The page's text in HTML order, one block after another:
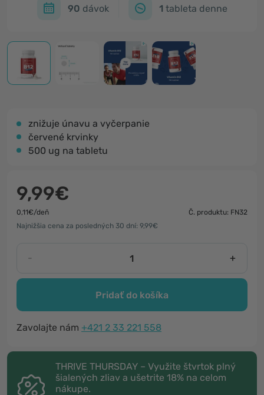
90 dávok 1 tableta denne
znižuje únavu a vyčerpanie
červené krvinky
500 ug na tabletu
9,99€
0,11€/deň
Č. produktu: FN32
Najnižšia cena za posledných 30 dní: 9,99€
- +
Pridať do košíka
Zavolajte nám +421 2 33 221 558
THRIVE THURSDAY – Využite štvrtok plný
šialených zliav a ušetrite 18% na celom
nákupe.